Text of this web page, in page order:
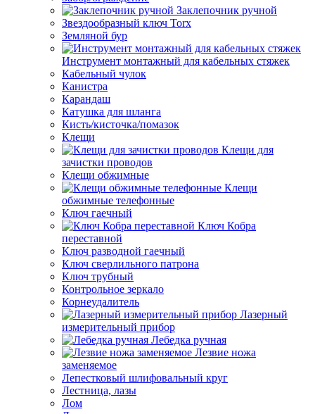
Заклепочник ручной
Звездообразный ключ Torx
Земляной бур
Инструмент монтажный для кабельных стяжек
Кабельный чулок
Канистра
Карандаш
Катушка для шланга
Кисть/кисточка/помазок
Клещи
Клещи для
зачистки проводов
Клещи обжимные
Клещи
обжимные телефонные
Ключ гаечный
Ключ Кобра
переставной
Ключ разводной гаечный
Ключ сверлильного патрона
Ключ трубный
Контрольное зеркало
Корнеудалитель
Лазерный
измерительный прибор
Лебедка ручная
Лезвие ножа
заменяемое
Лепестковый шлифовальный круг
Лестница, лазы
Лом